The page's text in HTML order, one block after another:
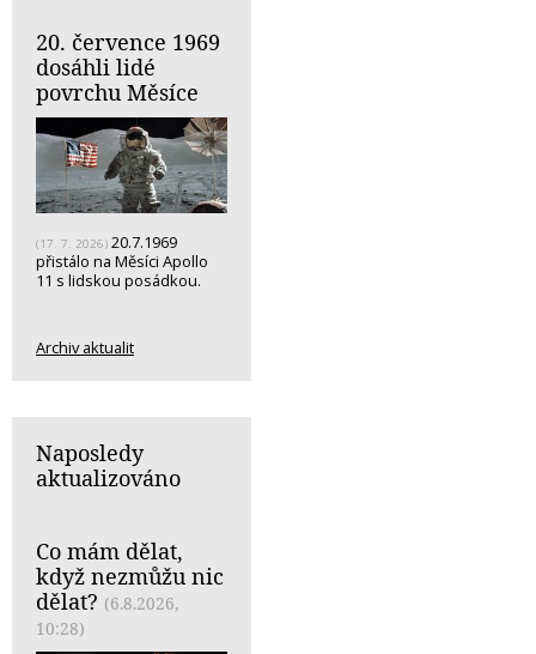
20. července 1969
dosáhli lidé
povrchu Měsíce
(17. 7. 2026) 20.7.1969
přistálo na Měsíci Apollo
11 s lidskou posádkou.
Archiv aktualit
Naposledy
aktualizováno
Co mám dělat,
když nezmůžu nic
dělat? (6.8.2026,
10:28)